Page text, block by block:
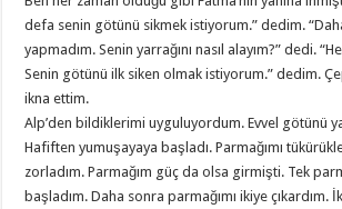
defa senin götünü sikmek istiyorum.” dedim.
yapmadım. Senin yarrağını nasıl alayım?” dedi.
Senin götünü ilk siken olmak istiyorum.” dedim.
ikna ettim.
Alp’den bildiklerimi uyguluyordum. Evvel götünü
Hafiften yumuşayaya başladı. Parmağımı
zorladım. Parmağım güç da olsa girmişti. Tek
başladım. Daha sonra parmağımı ikiye çıkardım.